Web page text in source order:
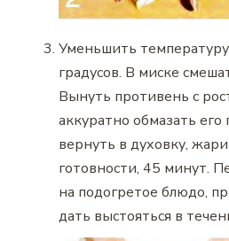
Уменьшить
градусов. В миске
Вынуть противень с
аккуратно обмазать
вернуть в духовку,
готовности, 45 минут.
на подогретое блюдо,
дать выстояться в